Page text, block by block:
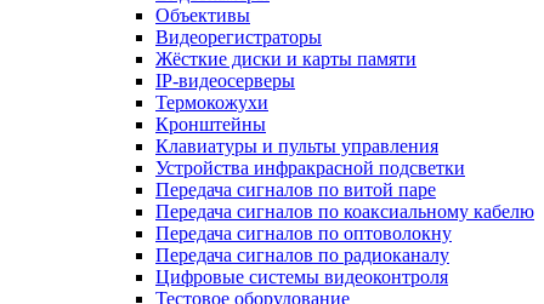
Объективы
Видеорегистраторы
Жёсткие диски и карты памяти
IP-видеосерверы
Термокожухи
Кронштейны
Клавиатуры и пульты управления
Устройства инфракрасной подсветки
Передача сигналов по витой паре
Передача сигналов по коаксиальному кабелю
Передача сигналов по оптоволокну
Передача сигналов по радиоканалу
Цифровые системы видеоконтроля
Тестовое оборудование